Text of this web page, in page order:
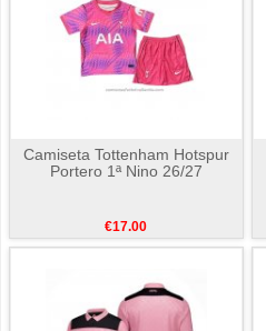
Camiseta Tottenham Hotspur
Portero 1ª Nino 26/27
€17.00